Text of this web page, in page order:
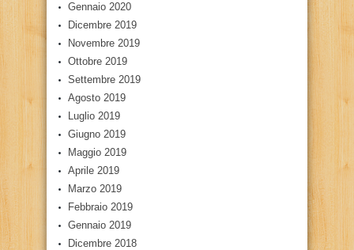
Gennaio 2020
Dicembre 2019
Novembre 2019
Ottobre 2019
Settembre 2019
Agosto 2019
Luglio 2019
Giugno 2019
Maggio 2019
Aprile 2019
Marzo 2019
Febbraio 2019
Gennaio 2019
Dicembre 2018